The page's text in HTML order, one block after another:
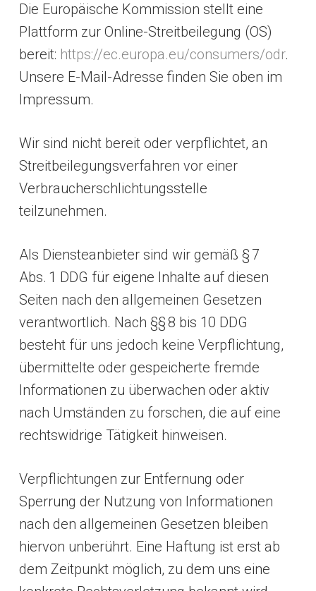
Die Europäische Kommission stellt eine
Plattform zur Online-Streitbeilegung (OS)
bereit: https://ec.europa.eu/consumers/odr.
Unsere E-Mail-Adresse finden Sie oben im
Impressum.
Wir sind nicht bereit oder verpflichtet, an
Streitbeilegungsverfahren vor einer
Verbraucherschlichtungsstelle
teilzunehmen.
Als Diensteanbieter sind wir gemäß § 7
Abs. 1 DDG für eigene Inhalte auf diesen
Seiten nach den allgemeinen Gesetzen
verantwortlich. Nach §§ 8 bis 10 DDG
besteht für uns jedoch keine Verpflichtung,
übermittelte oder gespeicherte fremde
Informationen zu überwachen oder aktiv
nach Umständen zu forschen, die auf eine
rechtswidrige Tätigkeit hinweisen.
Verpflichtungen zur Entfernung oder
Sperrung der Nutzung von Informationen
nach den allgemeinen Gesetzen bleiben
hiervon unberührt. Eine Haftung ist erst ab
dem Zeitpunkt möglich, zu dem uns eine